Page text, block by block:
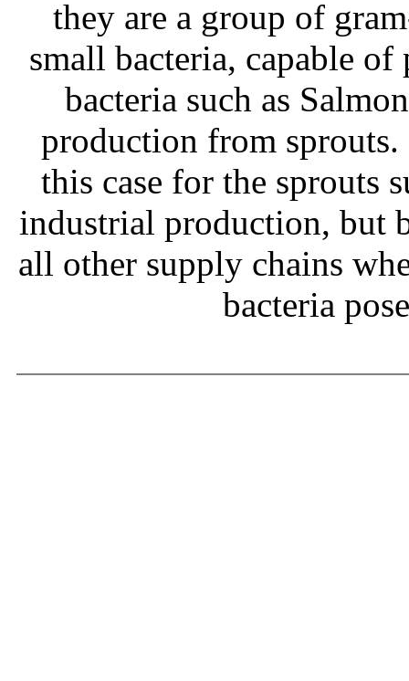
they are a group of
small bacteria, capable
bacteria such as
production from
this case for the sprouts
industrial production, but
all other supply chains
bacteria